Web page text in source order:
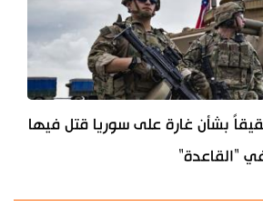
بشأن غارة على سوريا قتل فيها
"القاعدة"